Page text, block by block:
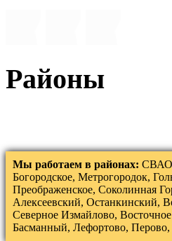
Районы
Мы работаем в районах:
Богородское, Метрогородок,
Преображенское, Соколинная
Алексеевский, Останкинский,
Северное Измайлово,
Басманный, Лефортово, Перово,